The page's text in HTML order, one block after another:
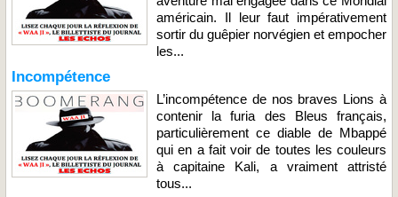
américain. Il leur faut impérativement
sortir du guêpier norvégien et empocher
les...
Incompétence
L’incompétence de nos braves Lions à
contenir la furia des Bleus français,
particulièrement ce diable de Mbappé
qui en a fait voir de toutes les couleurs
à capitaine Kali, a vraiment attristé
tous...